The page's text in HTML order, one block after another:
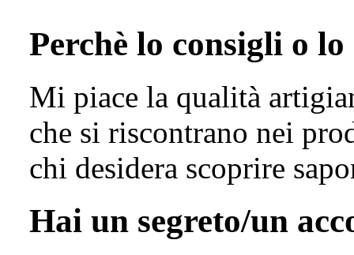
Perchè lo consigli o
Mi piace la qualità
che si riscontrano nei
chi desidera scoprire
Hai un segreto/un